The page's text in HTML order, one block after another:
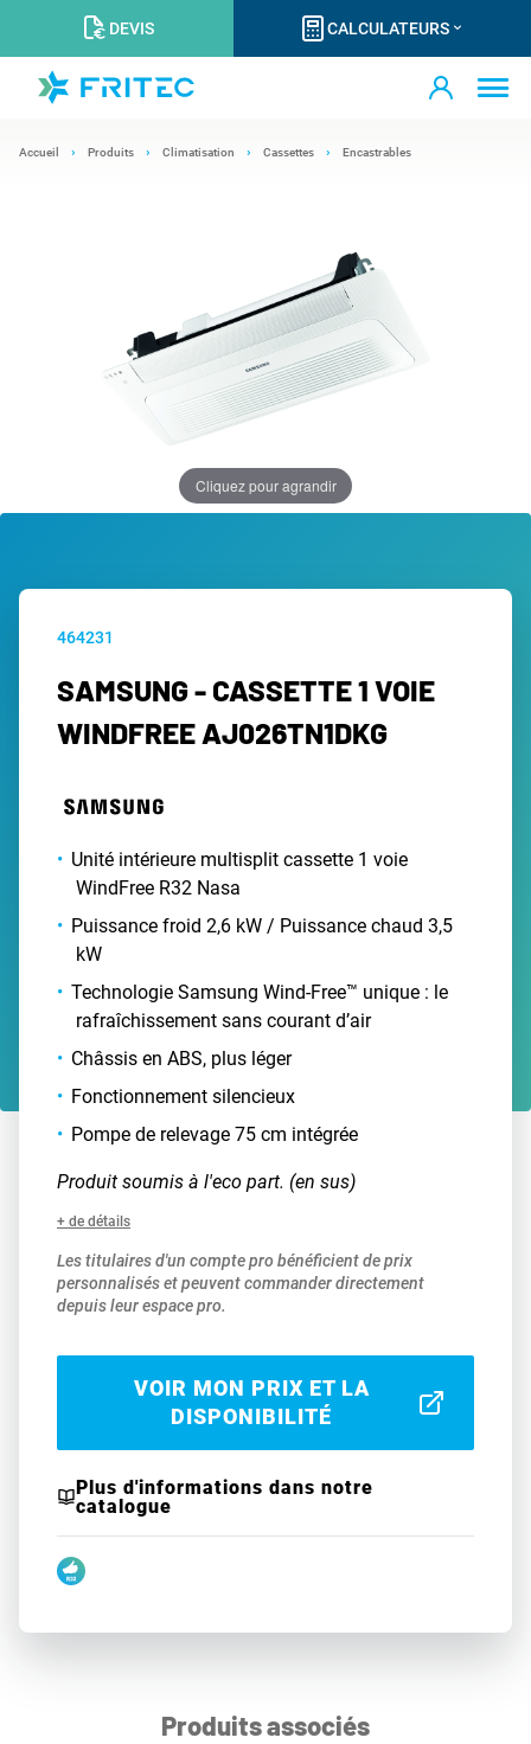
DEVIS CALCULATEURS
Accueil Produits Climatisation Cassettes Encastrables
Cliquez pour agrandir
464231
SAMSUNG - CASSETTE 1 VOIE
WINDFREE AJ026TN1DKG
Unité intérieure multisplit cassette 1 voie
WindFree R32 Nasa
Puissance froid 2,6 kW / Puissance chaud 3,5
kW
Technologie Samsung Wind-Free™ unique : le
rafraîchissement sans courant d’air
Châssis en ABS, plus léger
Fonctionnement silencieux
Pompe de relevage 75 cm intégrée
Produit soumis à l'eco part. (en sus)
+ de détails
Les titulaires d'un compte pro bénéficient de prix
personnalisés et peuvent commander directement
depuis leur espace pro.
VOIR MON PRIX ET LA
DISPONIBILITÉ
Plus d'informations dans notre
catalogue
Produits associés